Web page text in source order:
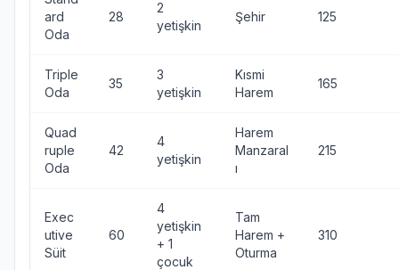
ard
Oda
28
2
yetişkin
Şehir 125
Triple
Oda
35
3
yetişkin
Kısmi
Harem
165
Quad
ruple
Oda
42
4
yetişkin
Harem
Manzaral
ı
215
Exec
utive
Süit
60
4
yetişkin
+ 1
çocuk
Tam
Harem +
Oturma
310